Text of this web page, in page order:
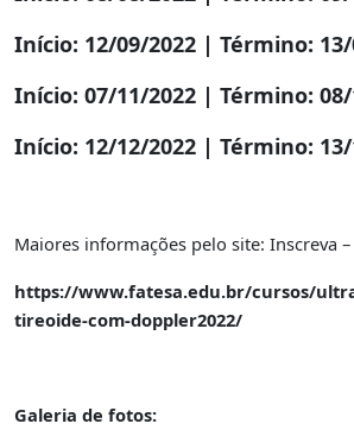
Início: 12/09/2022 | Término: 13/
Início: 07/11/2022 | Término: 08/
Início: 12/12/2022 | Término: 13/
Maiores informações pelo site: Inscreva –
https://www.fatesa.edu.br/cursos/
tireoide-com-doppler2022/
Galeria de fotos: